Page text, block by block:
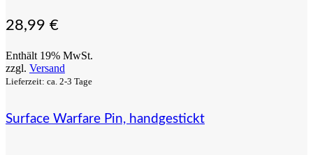
28,99 €
Enthält 19% MwSt.
zzgl. Versand
Lieferzeit: ca. 2-3 Tage
Surface Warfare Pin, handgestickt